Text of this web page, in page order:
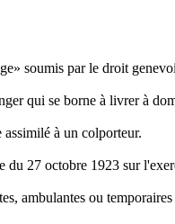
soumis par le droit
qui se borne à livrer à
assimilé à un colporteur.
du 27 octobre 1923 sur
ambulantes ou